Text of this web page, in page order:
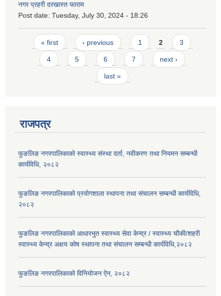
नगर प्रहरी दरखास्त फाराम
Post date: Tuesday, July 30, 2024 - 18:26
Pages
« first ‹ previous 1 2 3
4 5 6 7 next ›
last »
राजपत्र
फुङलिङ नगरपालिकाको स्वास्थ्य संस्था दर्ता, नवीकरण तथा नियमन सम्बन्धी
कार्यविधि, २०८२
फुङलिङ नगरपालिकाको प्रयोगशाला स्थापना तथा संचालन सम्बन्धी कार्यविधि‚
२०८२
फुङलिङ नगरपालिकाको आधारभुत स्वास्थ्य सेवा केन्द्र / स्वास्थ्य चौकी/शहरी
स्वास्थ्य केन्द्र अक्षय कोष स्थापना तथा संचालन सम्बन्धी कार्यविधि,२०८२
फुङलिङ नगरपालिकाको विनियोजन ऐन‚ २०८२